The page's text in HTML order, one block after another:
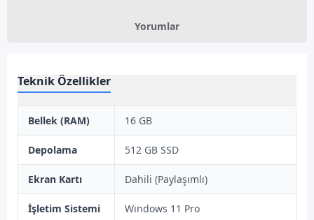
Yorumlar
Teknik Özellikler
Bellek (RAM) 16 GB
Depolama 512 GB SSD
Ekran Kartı Dahili (Paylaşımlı)
İşletim Sistemi Windows 11 Pro